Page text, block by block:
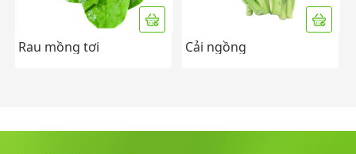
Rau mồng tơi Cải ngồng